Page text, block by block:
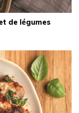
de légumes